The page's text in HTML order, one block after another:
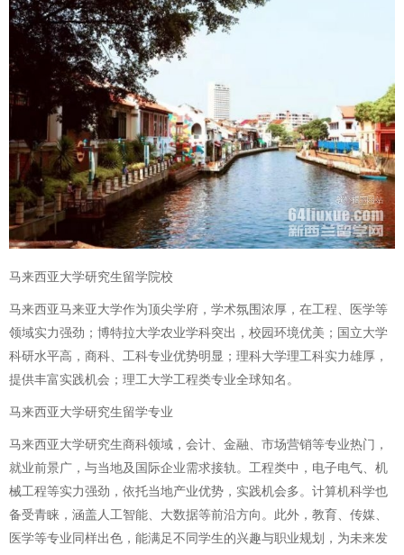
马来西亚大学研究生留学院校
马来西亚马来亚大学作为顶尖学府，学术氛围浓厚，在工程、医学等
领域实力强劲；博特拉大学农业学科突出，校园环境优美；国立大学
科研水平高，商科、工科专业优势明显；理科大学理工科实力雄厚，
提供丰富实践机会；理工大学工程类专业全球知名。
马来西亚大学研究生留学专业
马来西亚大学研究生商科领域，会计、金融、市场营销等专业热门，
就业前景广，与当地及国际企业需求接轨。工程类中，电子电气、机
械工程等实力强劲，依托当地产业优势，实践机会多。计算机科学也
备受青睐，涵盖人工智能、大数据等前沿方向。此外，教育、传媒、
医学等专业同样出色，能满足不同学生的兴趣与职业规划，为未来发